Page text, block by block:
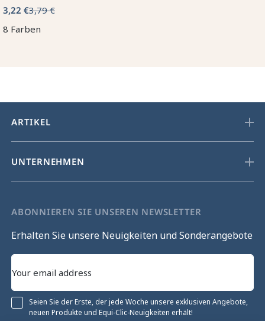
3,22 €3,79 €
8 Farben
ARTIKEL
UNTERNEHMEN
ABONNIEREN SIE UNSEREN NEWSLETTER
Erhalten Sie unsere Neuigkeiten und Sonderangebote
Seien Sie der Erste, der jede Woche unsere exklusiven Angebote,
neuen Produkte und Equi-Clic-Neuigkeiten erhält!